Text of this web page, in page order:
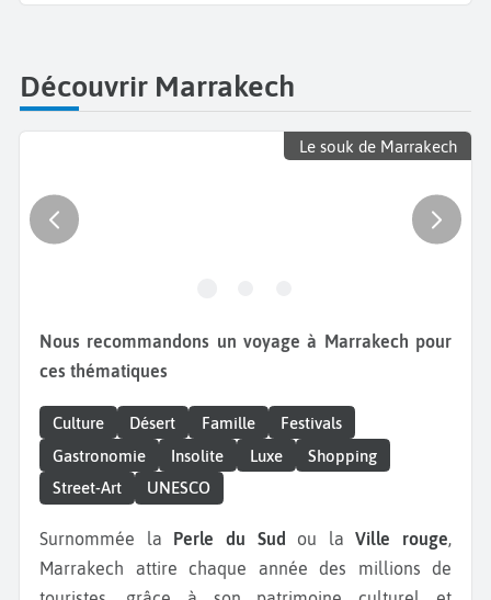
Découvrir Marrakech
Le souk de Marrakech
Nous recommandons un voyage à Marrakech pour
ces thématiques
Culture Désert Famille
Festivals
Gastronomie
Insolite Luxe
Shopping
Street-Art
UNESCO
Surnommée la Perle du Sud ou laVille rouge,
Marrakech attire chaque année des millions de